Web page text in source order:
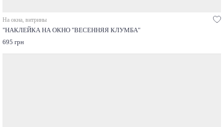
На окна, витрины
"НАКЛЕЙКА НА ОКНО "ВЕСЕННЯЯ КЛУМБА"
695 грн